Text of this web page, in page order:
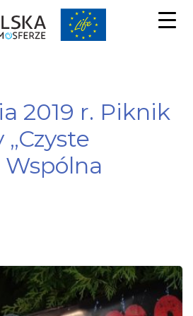
2019 r. Piknik
cookie nie
opcjonalne.
Są